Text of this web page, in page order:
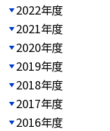
2022年度
2021年度
2020年度
2019年度
2018年度
2017年度
2016年度